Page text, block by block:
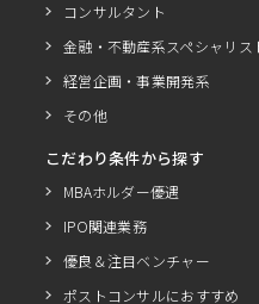
コンサルタント
金融・不動産系スペシャリス
経営企画・事業開発系
その他
こだわり条件から探す
MBAホルダー優遇
IPO関連業務
優良＆注目ベンチャー
ポストコンサルにおすすめ